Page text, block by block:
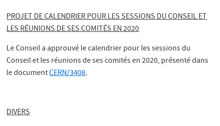
PROJET DE CALENDRIER POUR LES SESSIONS DU CONSEIL ET
LES RÉUNIONS DE SES COMITÉS EN 2020
Le Conseil a approuvé le calendrier pour les sessions du
Conseil et les réunions de ses comités en 2020, présenté dans
le documentCERN/3408.
DIVERS